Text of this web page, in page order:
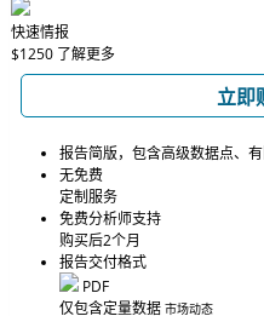
快速情报
$1250 了解更多
立即
报告简版，包含高级数据点、
无免费
定制服务
免费分析师支持
购买后2个月
报告交付格式
PDF
仅包含定量数据 市场动态